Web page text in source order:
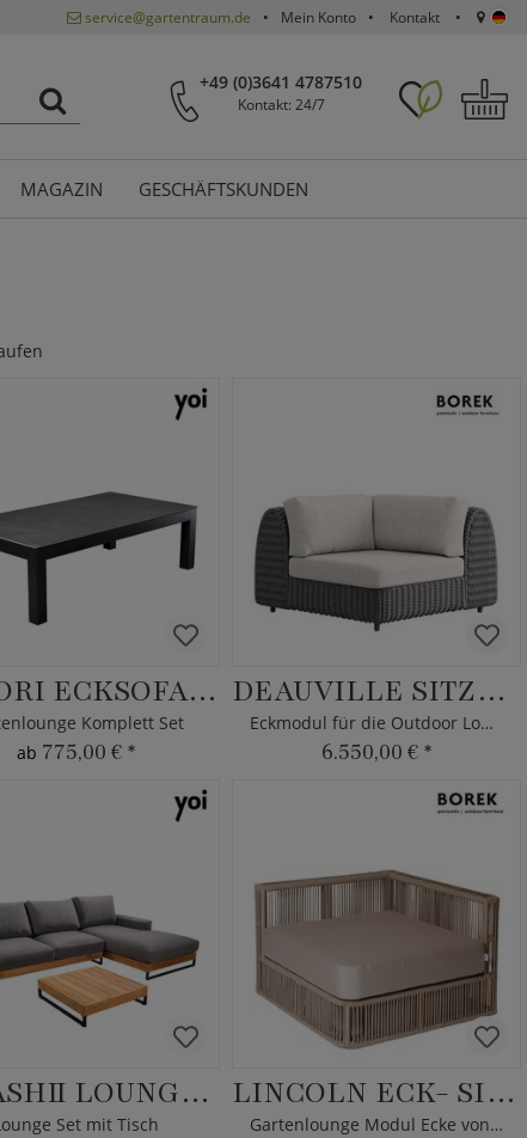
service@gartentraum.de Mein Konto Kontakt
+49 (0)3641 4787510
Kontakt: 24/7
MAGAZIN GESCHÄFTSKUNDEN
MIDORI ECKSOFA-SET XL
Komplett Set
ab 775,00 € *
DEAUVILLE SITZ-ECKMODUL
Eckmodul für die Outdoor Lounge
6.550,00 € *
YASASHII LOUNGE-SET
Set mit Tisch
LINCOLN ECK- SITZMODUL
Gartenlounge Modul Ecke von Borek mit Kissen